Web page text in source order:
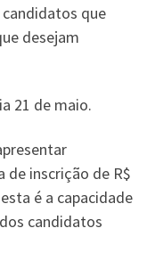
candidatos que
desejam
21 de maio.
inscrição de R$
é a capacidade
candidatos